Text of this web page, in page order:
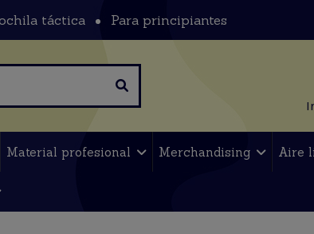
táctica Para principiantes
Material profesional Merchandising Aire